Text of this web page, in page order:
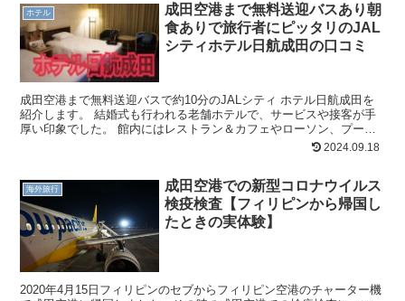
ホテル
成田空港まで無料送迎バスあり朝
食ありで旅行者にピッタリのJAL
シティホテル日航成田の口コミ
成田空港まで無料送迎バスで約10分のJALシティ ホテル日航成田を
紹介します。 結婚式も行われる老舗ホテルで、サービスや接客が手
厚い印象でした。 館内にはレストラン＆カフェやローソン、プール
（夏季営業）もあって充実した時間を過ごせます。 旅... 2024.09.18
海外旅行
成田空港での新型コロナウイルス
検疫検査【フィリピンから帰国し
たときの実体験】
2020年4月15日フィリピンのセブからフィリピン空港のチャーター機